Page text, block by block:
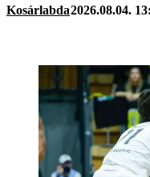
Kosárlabda2026.08.04.